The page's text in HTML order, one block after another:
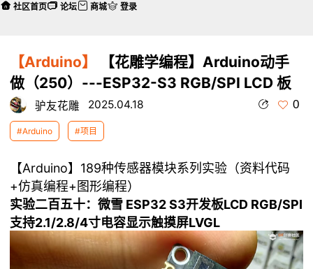
【Arduino】
【花雕学编程】Arduino动手
做（250）---ESP32-S3 RGB/SPI LCD 板
驴友花雕 2025.04.18 0
#Arduino #项目
【Arduino】189种传感器模块系列实验（资料代码
+仿真编程+图形编程）
实验二百五十：微雪 ESP32 S3开发板LCD RGB/SPI
支持2.1/2.8/4寸电容显示触摸屏LVGL
社区首页 论坛 商城 登录